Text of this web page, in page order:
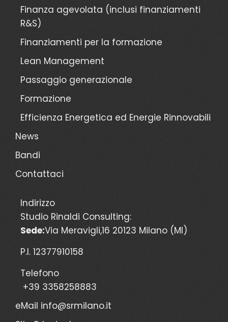
Finanza agevolata (inclusi finanziamenti
R&S)
Finanziamenti per la formazione
Lean Management
Passaggio generazionale
Formazione
Efficienza Energetica ed Energie Rinnovabili
News
Bandi
Contattaci
Indirizzo
Studio Rinaldi Consulting:
Sede:Via Meravigli,16 20123 Milano (MI)
P.I. 12377910158
Telefono
+39 3358258883
eMail info@srmilano.it